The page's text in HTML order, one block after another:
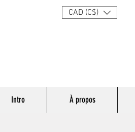
CAD (C$)
Intro À propos